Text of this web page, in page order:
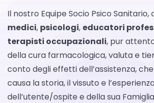
Il nostro Equipe Socio Psico
medici, psicologi, educatori
terapisti occupazionali, pur
della cura farmacologica, valuta e
conto degli effetti dell’assistenza,
causa la storia, il vissuto e
dell’utente/ospite e della sua